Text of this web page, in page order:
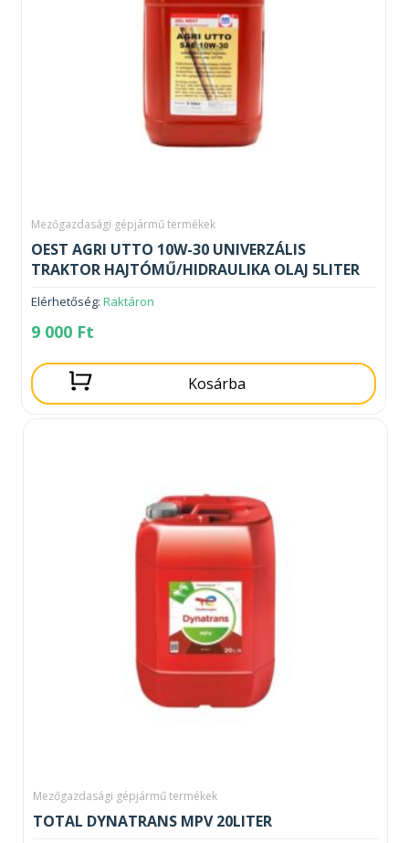
Mezőgazdasági gépjármű termékek
OEST AGRI UTTO 10W-30 UNIVERZÁLIS
TRAKTOR HAJTÓMŰ/HIDRAULIKA OLAJ 5LITER
Elérhetőség: Raktáron
9 000 Ft
Kosárba
Mezőgazdasági gépjármű termékek
TOTAL DYNATRANS MPV 20LITER